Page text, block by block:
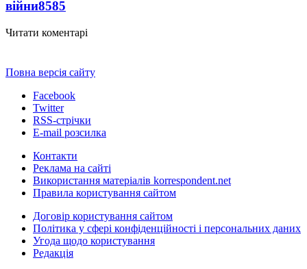
війни8585
Читати коментарі
Повна версія сайту
Facebook
Twitter
RSS-стрічки
E-mail розсилка
Контакти
Реклама на сайті
Використання матеріалів korrespondent.net
Правила користування сайтом
Договір користування сайтом
Політика у сфері конфіденційності і персональних даних
Угода щодо користування
Редакція